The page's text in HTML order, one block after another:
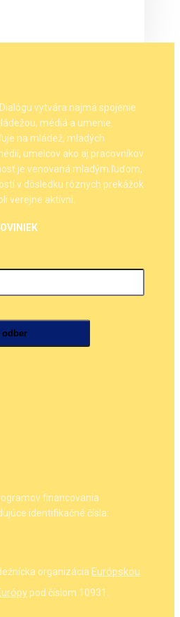
vytvára najmä spojenie
médiá a umenie.
na mládež, mladých
umelcov ako aj pracovníkov
je venovaná mladým ľuďom,
v dôsledku rôznych prekážok
verejne aktívni.
financovania
identifikačné čísla:
organizácia Európskou
pod číslom 10931.